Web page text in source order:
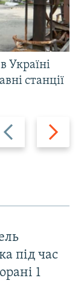
Вперед
Україні
станції
під час
1